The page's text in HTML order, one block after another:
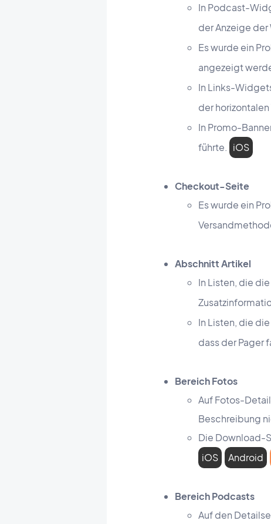
In Podcast-
der Anzeige
Es wurde ein
angezeigt
In Links-
der
In Promo-
führte. iOS
Checkout-Seite
Es wurde ein
Abschnitt Artikel
In Listen, die
In Listen, die
dass der Pager
Bereich Fotos
Auf Fotos-
Beschreibung
Die Download-
iOS
Android
Bereich Podcasts
Auf den